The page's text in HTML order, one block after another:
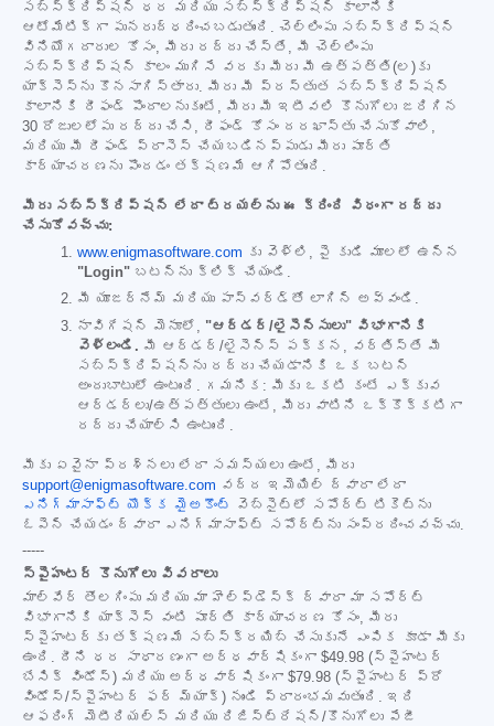
సబ్‌స్క్రిప్షన్ ధర మరియు సబ్‌స్క్రిప్షన్ కాలానికి
ఆటోమేటిక్‌గా పునరుద్ధరించబడుతుంది. చెల్లింపు సబ్‌స్క్రిప్షన్
వినియోగదారుల కోసం, మీరు రద్దు చేస్తే, మీ చెల్లింపు
సబ్‌స్క్రిప్షన్ కాలం ముగిసే వరకు మీరు మీ ఉత్పత్తి(ల)కు
యాక్సెస్‌ను కొనసాగిస్తారు. మీరు మీ ప్రస్తుత సబ్‌స్క్రిప్షన్
కాలానికి రీఫండ్ పొందాలనుకుంటే, మీరు మీ ఇటీవలి కొనుగోలు జరిగిన
30 రోజులలోపు రద్దు చేసి, రీఫండ్ కోసం దరఖాస్తు చేసుకోవాలి,
మరియు మీ రీఫండ్ ప్రాసెస్ చేయబడినప్పుడు మీరు పూర్తి
కార్యాచరణను పొందడం తక్షణమే ఆగిపోతుంది.
మీరు సబ్‌స్క్రిప్షన్ లేదా ట్రయల్‌ను ఈ క్రింది విధంగా రద్దు
చేసుకోవచ్చు:
www.enigmasoftware.com కు వెళ్లి, పై కుడి మూలలో ఉన్న
"Login" బటన్‌ను క్లిక్ చేయండి.
మీ యూజర్‌నేమ్ మరియు పాస్‌వర్డ్‌తో లాగిన్ అవ్వండి.
నావిగేషన్ మెనూలో, "ఆర్డర్/లైసెన్సులు" విభాగానికి
వెళ్లండి. మీ ఆర్డర్/లైసెన్స్ పక్కన, వర్తిస్తే మీ
సబ్‌స్క్రిప్షన్‌ను రద్దు చేయడానికి ఒక బటన్
అందుబాటులో ఉంటుంది. గమనిక: మీకు ఒకటి కంటే ఎక్కువ
ఆర్డర్‌లు/ఉత్పత్తులు ఉంటే, మీరు వాటిని ఒక్కొక్కటిగా
రద్దు చేయాల్సి ఉంటుంది.
మీకు ఏవైనా ప్రశ్నలు లేదా సమస్యలు ఉంటే, మీరు
support@enigmasoftware.com వద్ద ఇమెయిల్ ద్వారా లేదా
ఎనిగ్మాసాఫ్ట్ యొక్క మైఅకౌంట్
వెబ్‌సైట్‌లో సపోర్ట్ టికెట్‌ను
ఓపెన్ చేయడం ద్వారా ఎనిగ్మాసాఫ్ట్ సపోర్ట్‌ను సంప్రదించవచ్చు.
-----
స్పైహంటర్ కొనుగోలు వివరాలు
మాల్‌వేర్ తొలగింపు మరియు మా హెల్ప్‌డెస్క్ ద్వారా మా సపోర్ట్
విభాగానికి యాక్సెస్ వంటి పూర్తి కార్యాచరణ కోసం, మీరు
స్పైహంటర్‌కు తక్షణమే సబ్‌స్క్రయిబ్ చేసుకునే ఎంపిక కూడా మీకు
ఉంది. దీని ధర సాధారణంగా అర్ధవార్షికంగా $49.98 (స్పైహంటర్
బేసిక్ విండోస్) మరియు అర్ధవార్షికంగా $79.98 (స్పైహంటర్ ప్రో
విండోస్/స్పైహంటర్ ఫర్ మ్యాక్) నుండి ప్రారంభమవుతుంది. ఇది
ఆఫరింగ్ మెటీరియల్స్ మరియు రిజిస్ట్రేషన్/కొనుగోలు పేజీ